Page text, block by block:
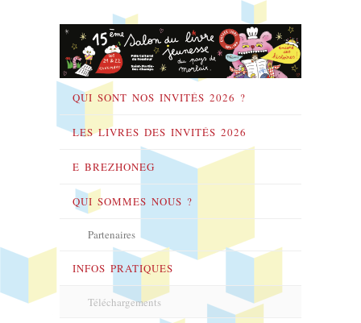
QUI SONT NOS INVITÉS 2026 ?
LES LIVRES DES INVITÉS 2026
E BREZHONEG
QUI SOMMES NOUS ?
Partenaires
INFOS PRATIQUES
Téléchargements